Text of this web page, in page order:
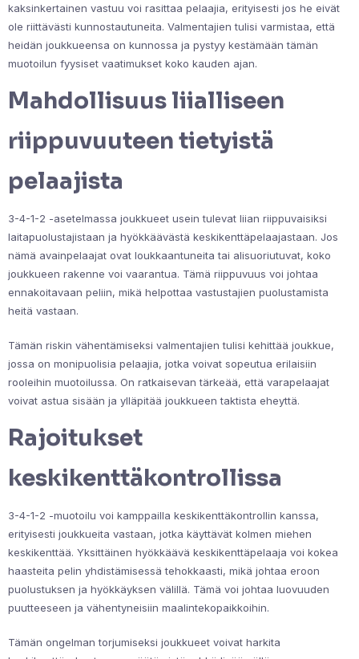
kaksinkertainen vastuu voi rasittaa pelaajia, erityisesti jos he eivät
ole riittävästi kunnostautuneita. Valmentajien tulisi varmistaa, että
heidän joukkueensa on kunnossa ja pystyy kestämään tämän
muotoilun fyysiset vaatimukset koko kauden ajan.
Mahdollisuus liialliseen
riippuvuuteen tietyistä
pelaajista
3-4-1-2 -asetelmassa joukkueet usein tulevat liian riippuvaisiksi
laitapuolustajistaan ja hyökkäävästä keskikenttäpelaajastaan. Jos
nämä avainpelaajat ovat loukkaantuneita tai alisuoriutuvat, koko
joukkueen rakenne voi vaarantua. Tämä riippuvuus voi johtaa
ennakoitavaan peliin, mikä helpottaa vastustajien puolustamista
heitä vastaan.
Tämän riskin vähentämiseksi valmentajien tulisi kehittää joukkue,
jossa on monipuolisia pelaajia, jotka voivat sopeutua erilaisiin
rooleihin muotoilussa. On ratkaisevan tärkeää, että varapelaajat
voivat astua sisään ja ylläpitää joukkueen taktista eheyttä.
Rajoitukset
keskikenttäkontrollissa
3-4-1-2 -muotoilu voi kamppailla keskikenttäkontrollin kanssa,
erityisesti joukkueita vastaan, jotka käyttävät kolmen miehen
keskikenttää. Yksittäinen hyökkäävä keskikenttäpelaaja voi kokea
haasteita pelin yhdistämisessä tehokkaasti, mikä johtaa eroon
puolustuksen ja hyökkäyksen välillä. Tämä voi johtaa luovuuden
puutteeseen ja vähentyneisiin maalintekopaikkoihin.
Tämän ongelman torjumiseksi joukkueet voivat harkita